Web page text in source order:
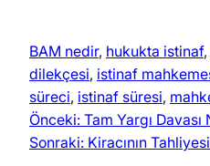
BAM nedir, hukukta istinaf,
dilekçesi, istinaf
süreci, istinaf süresi,
Önceki: Tam Yargı Davası
Sonraki: Kiracının